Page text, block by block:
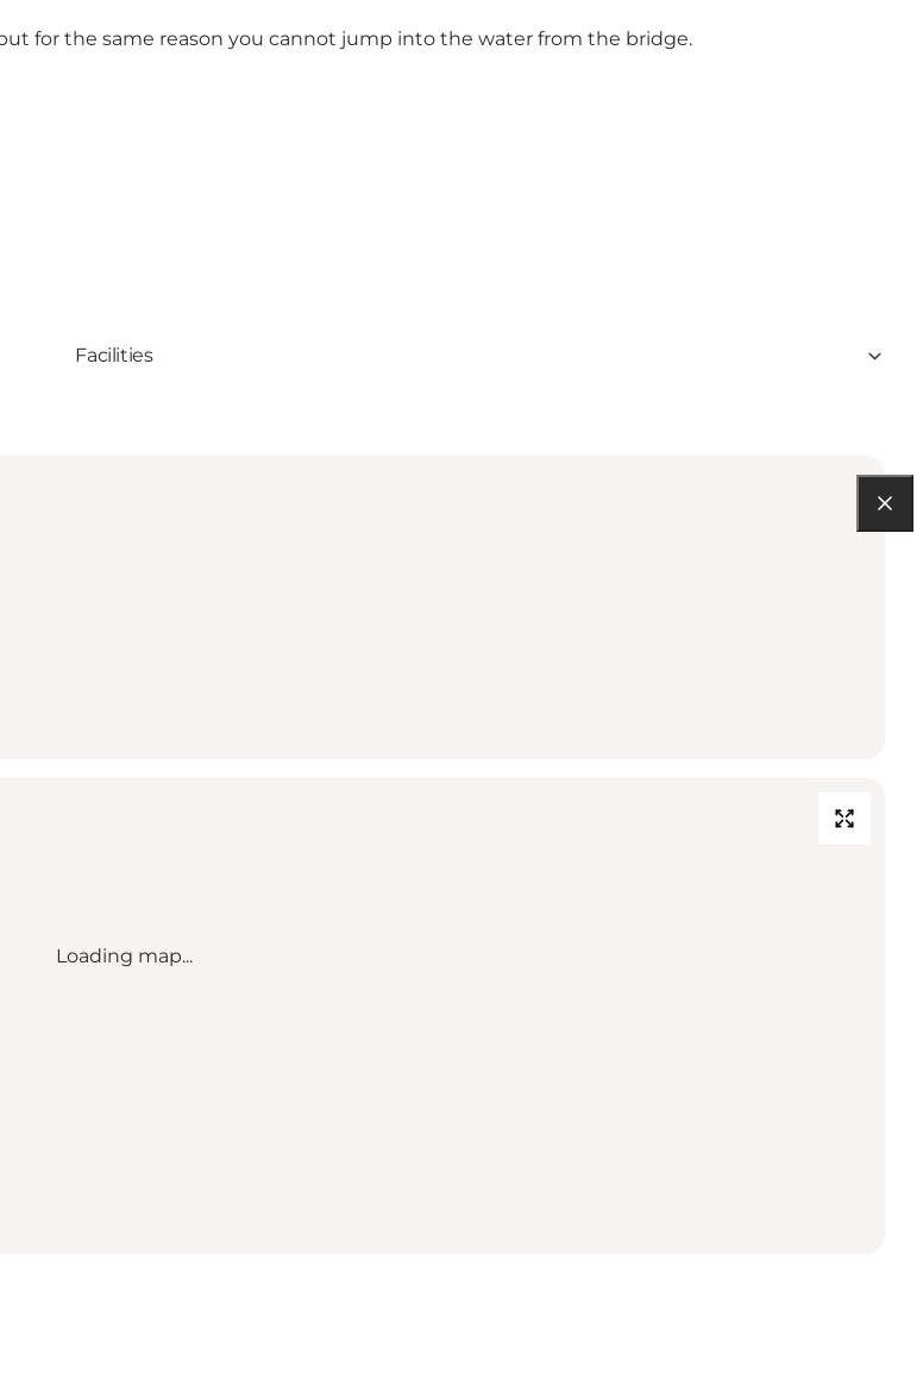
for the same reason you cannot jump into the water from the bridge.
Facilities
Loading map...